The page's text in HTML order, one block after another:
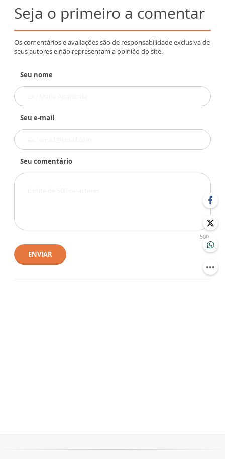
Seja o primeiro a comentar
Os comentários e avaliações são de responsabilidade exclusiva de
seus autores e não representam a opinião do site.
Seu nome
Seu e-mail
Seu comentário
500
ENVIAR